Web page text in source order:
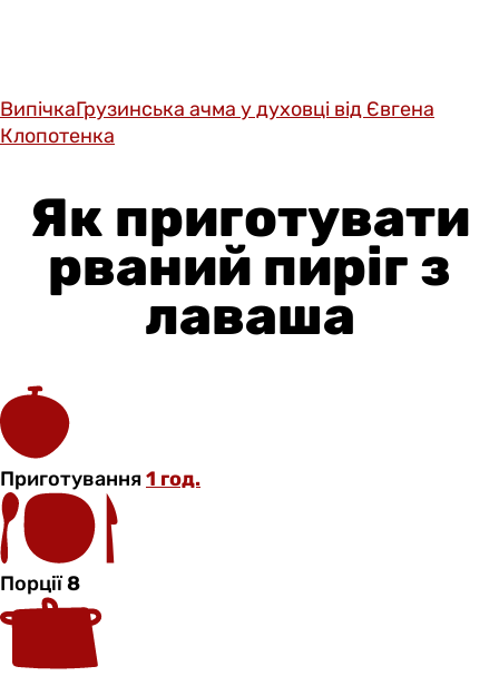
ВипічкаГрузинська ачма у духовці від Євгена
Клопотенка
Як приготувати
рваний пиріг з
лаваша
Приготування1 год.
Порції8